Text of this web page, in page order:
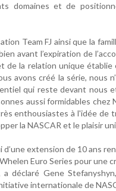
domaines et de
Team FJ ainsi que la
avant l’expiration de
de la relation unique établie
avons créé la série, nous
qui reste devant nous
aussi formidables
enthousiastes à l'idée de
la NASCAR et le plaisir
d’une extension de 10 ans
Euro Series pour une
a déclaré Gene
internationale de